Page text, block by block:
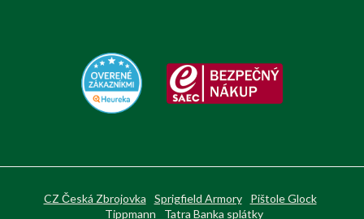
CZ Česká Zbrojovka Sprigfield Armory
Pištole Glock
Tippmann
Tatra Banka splátky